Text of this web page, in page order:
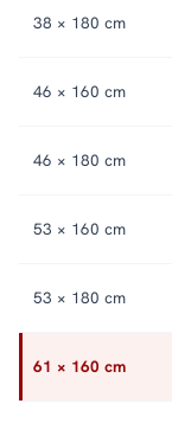
38 × 180 cm
46 × 160 cm
46 × 180 cm
53 × 160 cm
53 × 180 cm
61 × 160 cm